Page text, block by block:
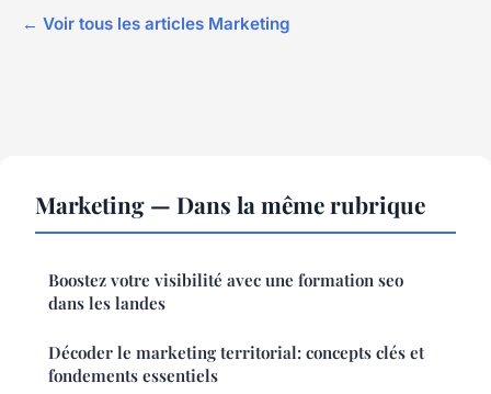
← Voir tous les articles Marketing
Marketing — Dans la même rubrique
Boostez votre visibilité avec une formation seo
dans les landes
Décoder le marketing territorial: concepts clés et
fondements essentiels